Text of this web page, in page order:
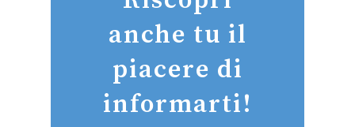
anche tu il
piacere di
informarti!